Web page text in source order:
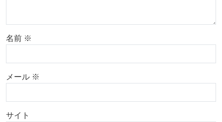
名前 ※
メール ※
サイト